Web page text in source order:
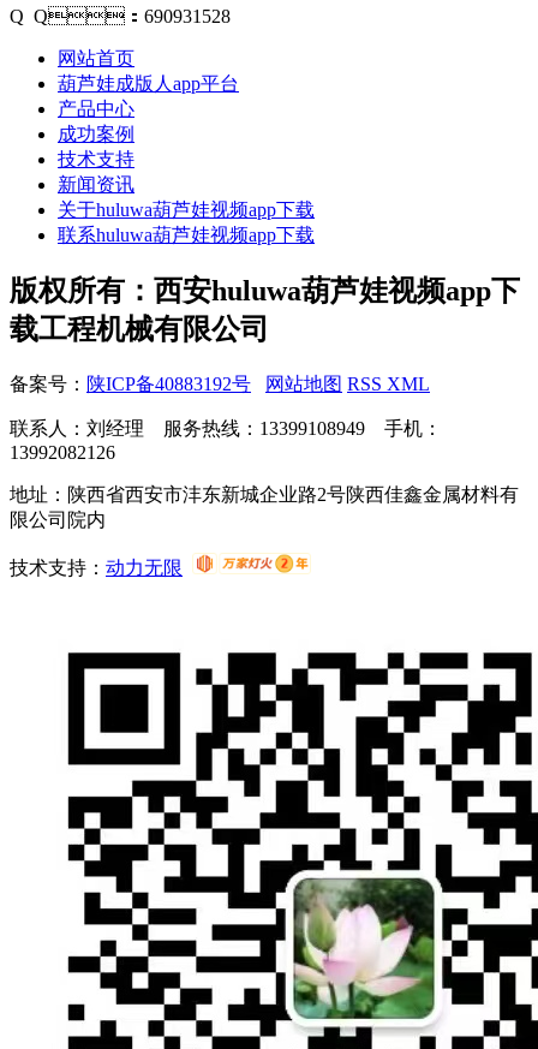
Q Q：690931528
网站首页
葫芦娃成版人app平台
产品中心
成功案例
技术支持
新闻资讯
关于huluwa葫芦娃视频app下载
联系huluwa葫芦娃视频app下载
版权所有：西安huluwa葫芦娃视频app下
载工程机械有限公司
备案号： 陕ICP备40883192号 网站地图 RSS XML
联系人：刘经理 服务热线：13399108949 手机：
13992082126
地址：陕西省西安市沣东新城企业路2号陕西佳鑫金属材料有
限公司院内
技术支持： 动力无限